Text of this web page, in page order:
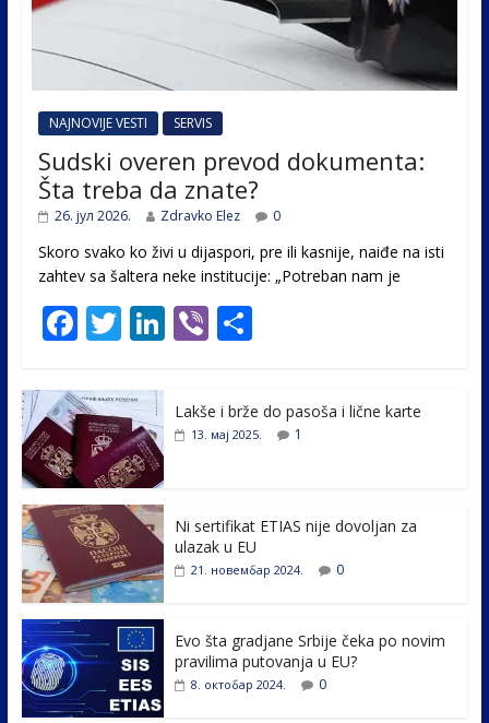
NAJNOVIJE VESTI SERVIS
Sudski overen prevod dokumenta:
Šta treba da znate?
26. јул 2026. Zdravko Elez 0
Skoro svako ko živi u dijaspori, pre ili kasnije, naiđe na isti
zahtev sa šaltera neke institucije: „Potreban nam je
F
e
b
o
o
k
T
itt
er
Li
e
Vi
er
S
ar
e
Lakše i brže do pasoša i lične karte
13. мај 2025. 1
Ni sertifikat ETIAS nije dovoljan za
ulazak u EU
21. новембар 2024. 0
Evo šta gradjane Srbije čeka po novim
pravilima putovanja u EU?
8. октобар 2024. 0